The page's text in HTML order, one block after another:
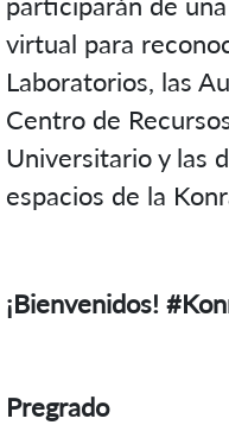
participarán de
virtual para
Laboratorios, las
Centro de
Universitario y las
espacios de la
¡Bienvenidos!
Pregrado